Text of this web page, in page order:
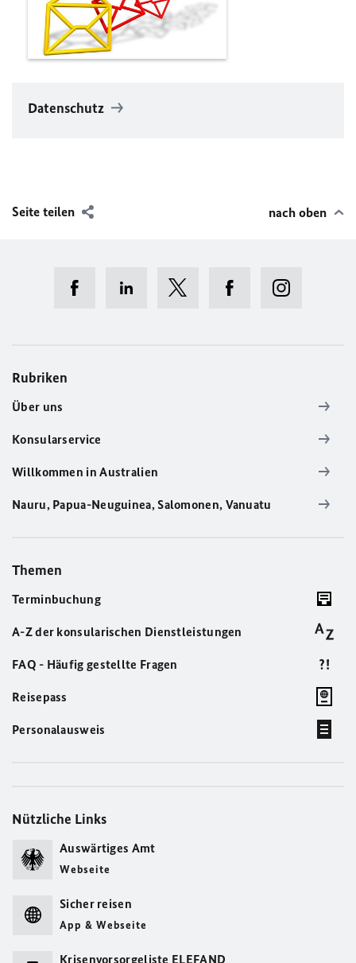
Datenschutz
Seite teilen nach oben
Rubriken
Über uns
Konsularservice
Willkommen in Australien
Nauru, Papua-Neuguinea, Salomonen, Vanuatu
Themen
Terminbuchung
A-Z der konsularischen Dienstleistungen
FAQ - Häufig gestellte Fragen
Reisepass
Personalausweis
Nützliche Links
Auswärtiges Amt
Webseite
Sicher reisen
App & Webseite
Krisenvorsorgeliste ELEFAND